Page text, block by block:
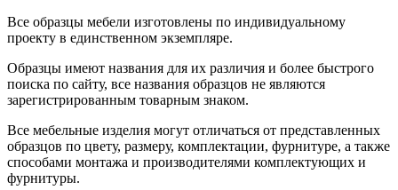
Все образцы мебели изготовлены по индивидуальному
проекту в единственном экземпляре.
Образцы имеют названия для их различия и более быстрого
поиска по сайту, все названия образцов не являются
зарегистрированным товарным знаком.
Все мебельные изделия могут отличаться от представленных
образцов по цвету, размеру, комплектации, фурнитуре, а также
способами монтажа и производителями комплектующих и
фурнитуры.